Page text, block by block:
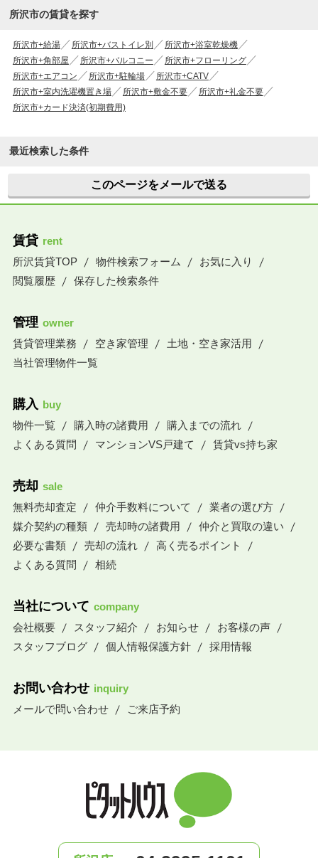
所沢市の賃貸を探す
所沢市+給湯 所沢市+バストイレ別
所沢市+浴室乾燥機
所沢市+角部屋
所沢市+バルコニー
所沢市+フローリング
所沢市+エアコン
所沢市+駐輪場
所沢市+CATV
所沢市+室内洗濯機置き場
所沢市+敷金不要
所沢市+礼金不要
所沢市+カード決済(初期費用)
最近検索した条件
このページをメールで送る
賃貸 rent
所沢賃貸TOP
物件検索フォーム
お気に入り
閲覧履歴
保存した検索条件
管理 owner
賃貸管理業務
空き家管理
土地・空き家活用
当社管理物件一覧
購入 buy
物件一覧
購入時の諸費用
購入までの流れ
よくある質問
マンションVS戸建て 賃貸vs持ち家
売却 sale
無料売却査定
仲介手数料について
業者の選び方
媒介契約の種類
売却時の諸費用
仲介と買取の違い
必要な書類
売却の流れ
高く売るポイント
よくある質問
相続
当社について company
会社概要
スタッフ紹介 お知らせ
お客様の声
スタッフブログ
個人情報保護方針 採用情報
お問い合わせ inquiry
メールで問い合わせ
ご来店予約